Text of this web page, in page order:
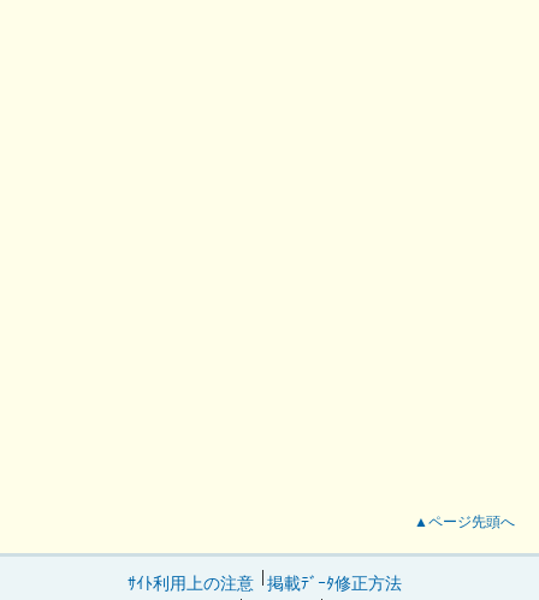
▲ページ先頭へ
ｻｲﾄ利用上の注意 掲載ﾃﾞｰﾀ修正方法